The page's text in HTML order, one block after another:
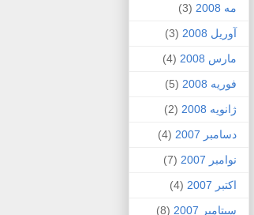
مه 2008
(3)
آوریل 2008
(3)
مارس 2008
(4)
فوریه 2008
(5)
ژانویه 2008
(2)
دسامبر 2007
(4)
نوامبر 2007
(7)
اکتبر 2007
(4)
سپتامبر 2007
(8)